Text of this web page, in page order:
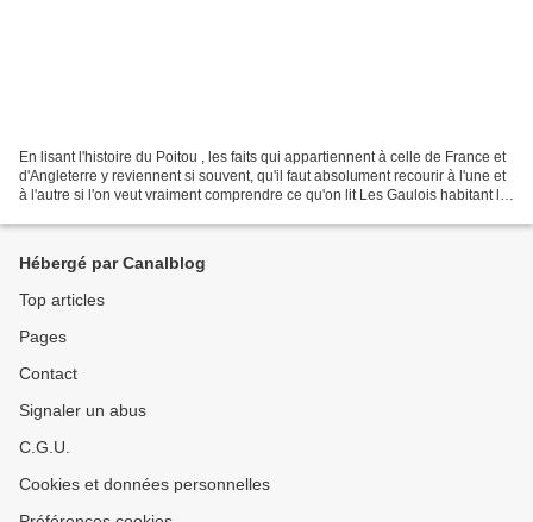
En lisant l'histoire du Poitou , les faits qui appartiennent à celle de France et
d'Angleterre y reviennent si souvent, qu'il faut absolument recourir à l'une et
à l'autre si l'on veut vraiment comprendre ce qu'on lit Les Gaulois habitant le
Hébergé par Canalblog
Top articles
Pages
Contact
Signaler un abus
C.G.U.
Cookies et données personnelles